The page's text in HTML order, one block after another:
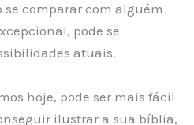
comparar com alguém
pode se
atuais.
hoje, pode ser mais fácil
ilustrar a sua bíblia,